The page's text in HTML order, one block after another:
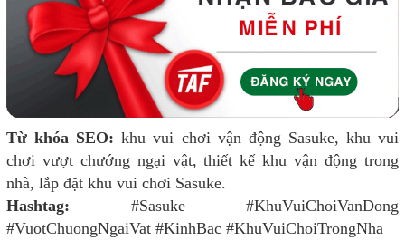
Từ khóa SEO: khu vui chơi vận động Sasuke, khu vui
chơi vượt chướng ngại vật, thiết kế khu vận động trong
nhà, lắp đặt khu vui chơi Sasuke.
Hashtag: #Sasuke #KhuVuiChoiVanDong
#VuotChuongNgaiVat #KinhBac #KhuVuiChoiTrongNha